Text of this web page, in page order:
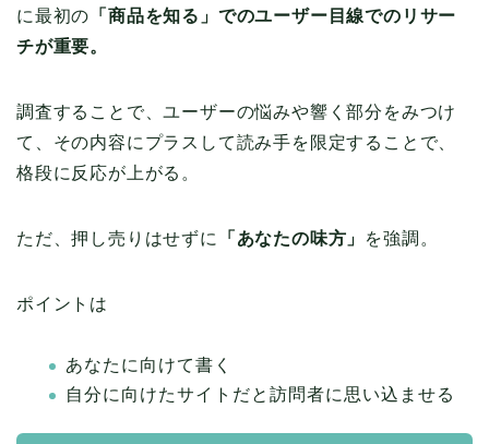
に最初の 「商品を知る」でのユーザー目線でのリサー
チが重要。
調査することで、ユーザーの悩みや響く部分をみつけ
て、その内容にプラスして読み手を限定することで、
格段に反応が上がる。
ただ、押し売りはせずに 「あなたの味方」 を強調。
ポイントは
あなたに向けて書く
自分に向けたサイトだと訪問者に思い込ませる